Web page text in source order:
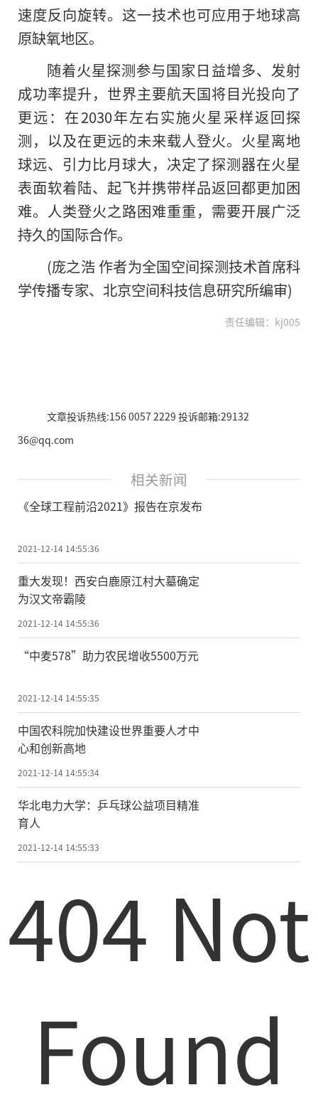
速度反向旋转。这一技术也可应用于地球高
原缺氧地区。
随着火星探测参与国家日益增多、发射
成功率提升，世界主要航天国将目光投向了
更远：在2030年左右实施火星采样返回探
测，以及在更远的未来载人登火。火星离地
球远、引力比月球大，决定了探测器在火星
表面软着陆、起飞并携带样品返回都更加困
难。人类登火之路困难重重，需要开展广泛
持久的国际合作。
(庞之浩 作者为全国空间探测技术首席科
学传播专家、北京空间科技信息研究所编审)
责任编辑：kj005
文章投诉热线:156 0057 2229 投诉邮箱:29132
36@qq.com
相关新闻
《全球工程前沿2021》报告在京发布
2021-12-14 14:55:36
重大发现！西安白鹿原江村大墓确定
为汉文帝霸陵
2021-12-14 14:55:36
“中麦578”助力农民增收5500万元
2021-12-14 14:55:35
中国农科院加快建设世界重要人才中
心和创新高地
2021-12-14 14:55:34
华北电力大学：乒乓球公益项目精准
育人
2021-12-14 14:55:33
404 Not
Found